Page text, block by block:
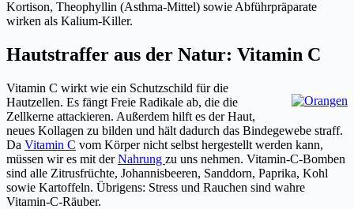
Kortison, Theophyllin (Asthma-Mittel) sowie Abführpräparate
wirken als Kalium-Killer.
Hautstraffer aus der Natur: Vitamin C
Vitamin C wirkt wie ein Schutzschild für die
Hautzellen. Es fängt Freie Radikale ab, die die
Zellkerne attackieren. Außerdem hilft es der Haut,
neues Kollagen zu bilden und hält dadurch das Bindegewebe straff.
Da Vitamin C vom Körper nicht selbst hergestellt werden kann,
müssen wir es mit derNahrung zu uns nehmen. Vitamin-C-Bomben
sind alle Zitrusfrüchte, Johannisbeeren, Sanddorn, Paprika, Kohl
sowie Kartoffeln. Übrigens: Stress und Rauchen sind wahre
Vitamin-C-Räuber.